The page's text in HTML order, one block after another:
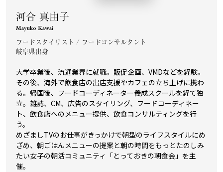
河合 真由子
Mayuko Kawai
フードスタイリスト / フードコンサルタント
岐阜県出身
大学卒業後、流通業界に就職。販促企画、VMDなどを経験。
その後、海外で飲食店の出店支援やカフェの立ち上げに携わ
る。帰国後、フードコーディネーター養成スクールを経て独
立。雑誌、CM、広告のスタイリング、フードコーディネー
ト、飲食店へのメニュー提供、飲食コンサルティングを行
う。
めざましTVのお仕事がきっかけで朝型のライフスタイルにめ
ざめ、朝ごはんメニューの提案と朝の時間をもっとたのしみ
たい女子の朝活コミュニティ「とっておきの朝食会」を主
催。